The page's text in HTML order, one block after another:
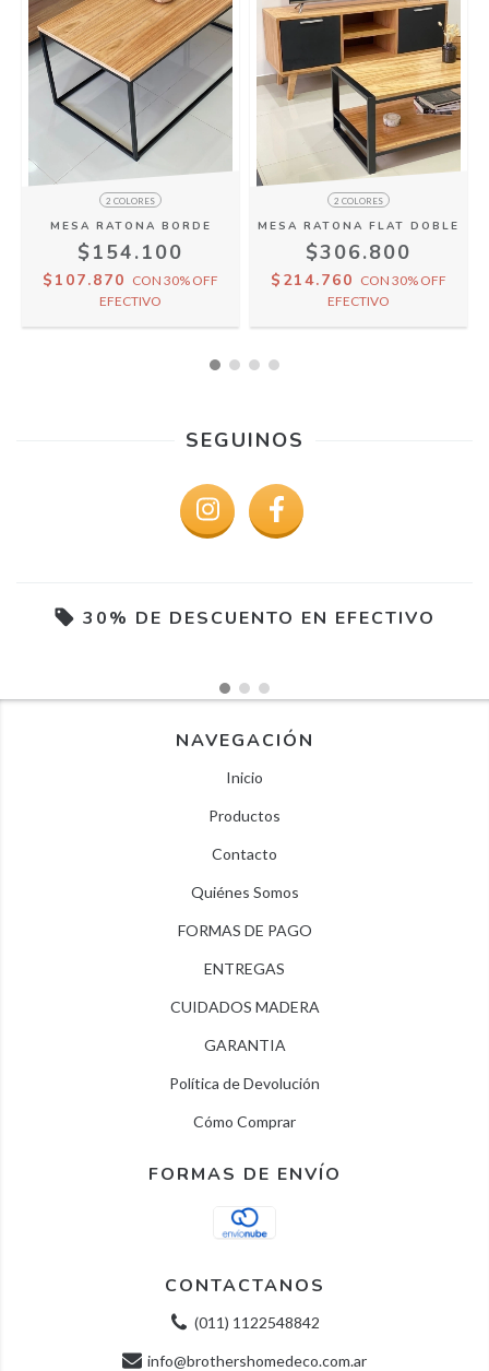
2 COLORES
MESA RATONA BORDE
$154.100
$107.870 CON 30% OFF
EFECTIVO
2 COLORES
MESA RATONA FLAT DOBLE
$306.800
$214.760 CON 30% OFF
EFECTIVO
SEGUINOS
30% DE DESCUENTO EN EFECTIVO
NAVEGACIÓN
Inicio
Productos
Contacto
Quiénes Somos
FORMAS DE PAGO
ENTREGAS
CUIDADOS MADERA
GARANTIA
Política de Devolución
Cómo Comprar
FORMAS DE ENVÍO
CONTACTANOS
(011) 1122548842
info@brothershomedeco.com.ar